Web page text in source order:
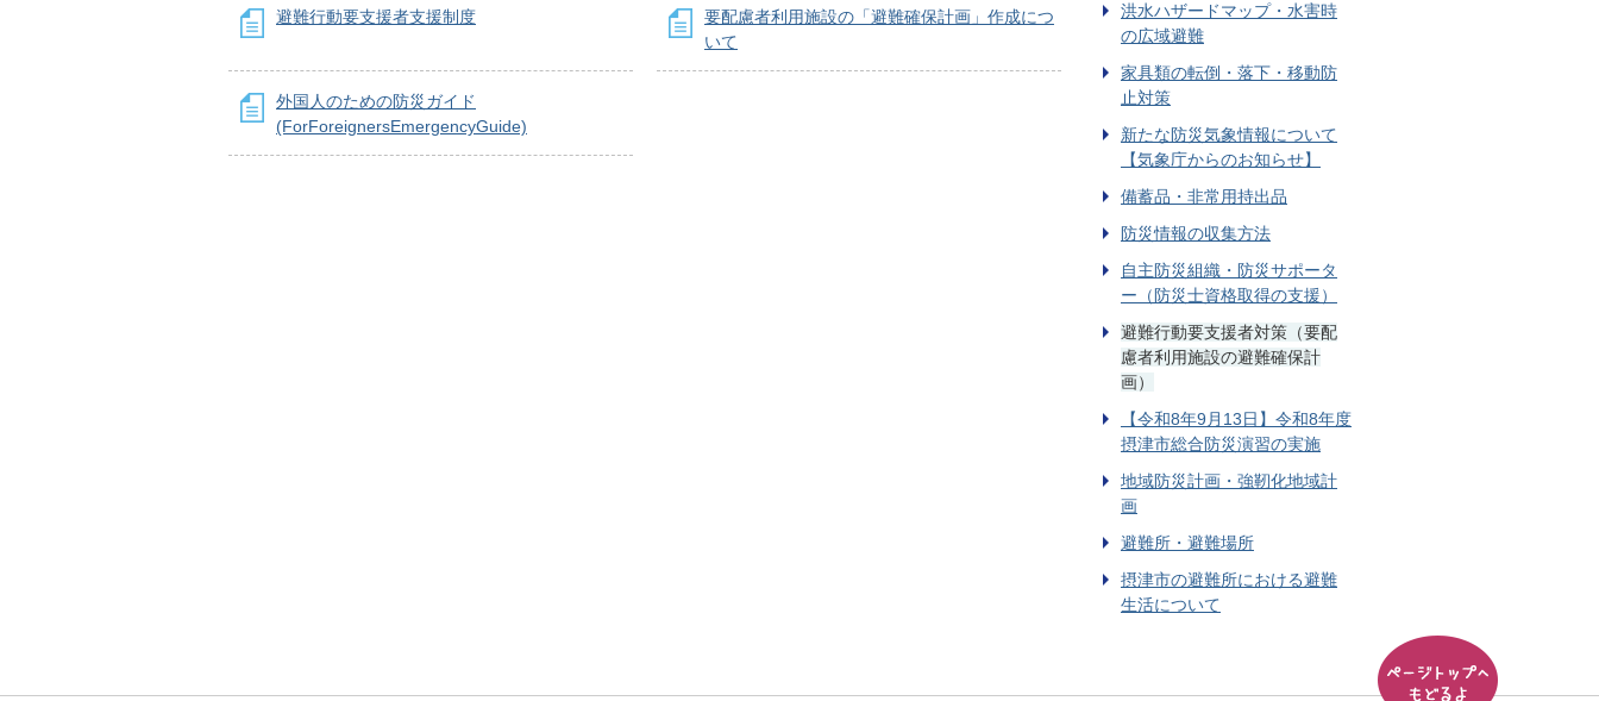
避難行動要支援者支援制度
要配慮者利用施設の「避難確保計画」作成につ
いて
外国人のための防災ガイド
(ForForeignersEmergencyGuide)
洪水ハザードマップ・水害時
の広域避難
家具類の転倒・落下・移動防
止対策
新たな防災気象情報について
【気象庁からのお知らせ】
備蓄品・非常用持出品
防災情報の収集方法
自主防災組織・防災サポータ
ー（防災士資格取得の支援）
避難行動要支援者対策（要配
慮者利用施設の避難確保計
画）
【令和8年9月13日】令和8年度
摂津市総合防災演習の実施
地域防災計画・強靭化地域計
画
避難所・避難場所
摂津市の避難所における避難
生活について